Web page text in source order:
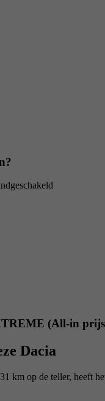
(All-in
Dacia
km op de teller, heeft